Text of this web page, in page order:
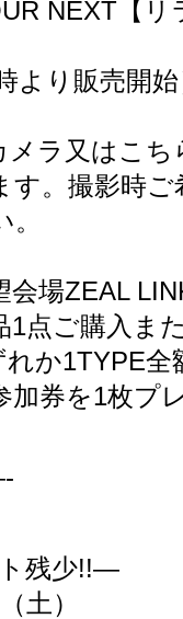
NEXT【リ
より販売開
ラ又はこち
す。撮影時
場ZEAL
点ご購入ま
か1TYPE全
加券を1枚プ
残少!!—
土）